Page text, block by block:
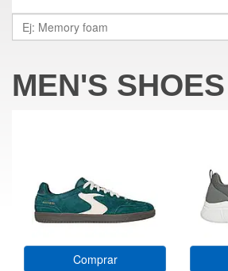
MEN'S SHOES
Comprar